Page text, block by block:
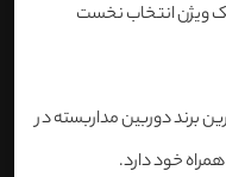
ویژن انتخاب نخست
همواره بهترین برند دوربین مداربسته در